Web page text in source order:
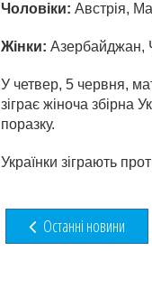
Чоловіки: Австрія,
Жінки: Азербайджан,
У четвер, 5 червня,
зіграє жіноча збірна
поразку.
Українки зіграють
Останні новини